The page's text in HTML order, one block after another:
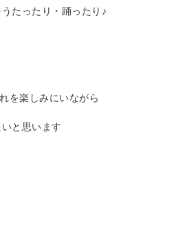
たったり・踊ったり♪
を楽しみにいながら
と思います